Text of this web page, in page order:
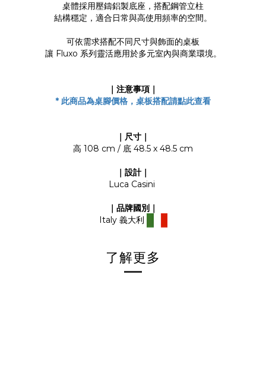
桌體採用壓鑄鋁製底座，搭配鋼管立柱
結構穩定，適合日常與高使用頻率的空間。
可依需求搭配不同尺寸與飾面的桌板
讓 Fluxo 系列靈活應用於多元室內與商業環境。
｜注意事項｜
* 此商品為桌腳價格，桌板搭配請點此查看
｜尺寸｜
高 108 cm / 底 48.5 x 48.5 cm
｜設計｜
Luca Casini
｜品牌國別 ｜
Italy義大利
了解更多